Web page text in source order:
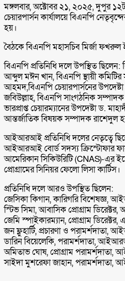
মঙ্গলবার, অক্টোবর ২১, ২০২৫, দুপুর
চেয়ারপার্সন কার্যালয়ে বিএনপি
হয়।
বৈঠকে বিএনপি মহাসচিব মির্জা
বিএনপি প্রতিনিধি দলে উপস্থিত ছিলেন:
আব্দুল মঈন খান, বিএনপি স্থায়ী কমিটির
আহমদ,বিএনপি চেয়ারপার্সনের
জবিউল্লাহ, বিএনপি সাংগঠনিক
ভারপ্রাপ্ত চেয়ারম্যানের উপদেষ্টা ড.
আন্তর্জাতিক বিষয়ক সম্পাদক রাশেদুল
আইআরআই প্রতিনিধি দলের নেতৃত্বে
আইআরআই বোর্ড সদস্য ক্রিস্টোফার
আমেরিকান সিকিউরিটি (CNAS)-এর
প্রোগ্রামের সিনিয়র ফেলো লিসা কার্টিস।
প্রতিনিধি দলে আরও উপস্থিত ছিলেন:
জেসিকা কিগান, কারিগরি বিশেষজ্ঞ,
স্টিভ সিমা, আবাসিক প্রোগ্রাম
জেমি স্পাইকারম্যান, প্রোগ্রাম
জন ফ্লুহার্টি, প্রচারণা ও
ডারিন বিয়েলেকি, পরামর্শদাতা,
অমিতাভ ঘোষ, প্রোগ্রাম
সাইদা মুশরেফা জাহান,